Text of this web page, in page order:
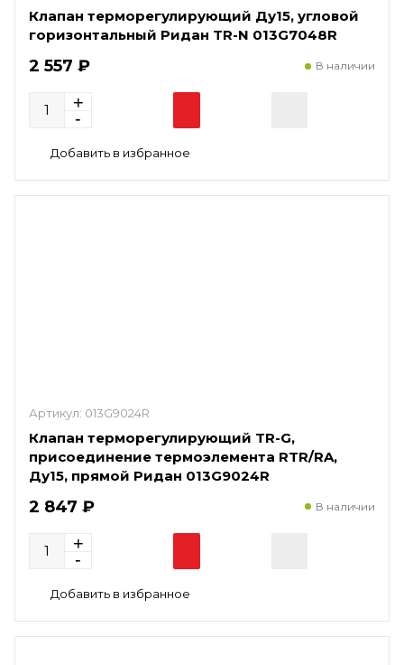
Клапан терморегулирующий Ду15, угловой
горизонтальный Ридан TR-N 013G7048R
2 557 ₽ В наличии
Артикул: 013G9024R
Клапан терморегулирующий TR-G,
присоединение термоэлемента RTR/RA,
Ду15, прямой Ридан 013G9024R
2 847 ₽ В наличии